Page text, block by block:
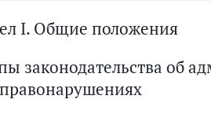
- 16.24)
иностранных граждан или
(ст. 20.1 - 20.37)
I. Общие положения
законодательства об
правонарушениях